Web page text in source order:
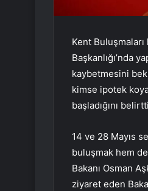
Kent
Başkanlığı’nda
kaybetmesini
kimse ipotek
başladığını
14 ve 28 Mayıs
buluşmak hem
Bakanı Osman
ziyaret eden